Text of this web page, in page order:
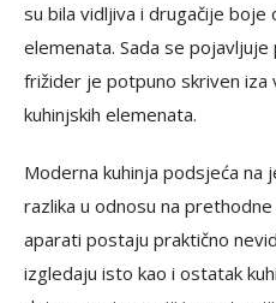
su bila vidljiva i drugačije boje
elemenata. Sada se
frižider je potpuno skriven iza
kuhinjskih elemenata.
Moderna kuhinja podsjeća na
razlika u odnosu na
aparati postaju praktično
izgledaju isto kao i ostatak